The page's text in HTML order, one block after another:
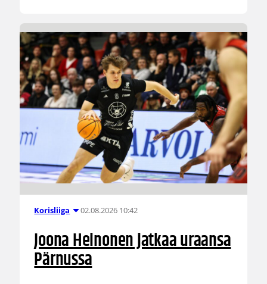
Korisliiga 02.08.2026 10:42
Joona Heinonen jatkaa uraansa
Pärnussa